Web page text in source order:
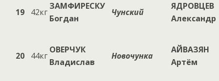
19 42кг
ЗАМФИРЕСКУ
Богдан
Чунский
ЯДРОВЦЕВ
Александр
20 44кг
ОВЕРЧУК
Владислав
Новочунка
АЙВАЗЯН
Артём